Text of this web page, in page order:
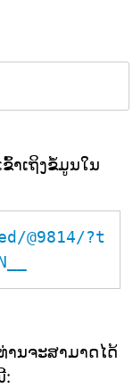
າເຖິງຂໍ້ມູນໃນ
@9814/?t
ານຈະສາມາດໄດ້
: